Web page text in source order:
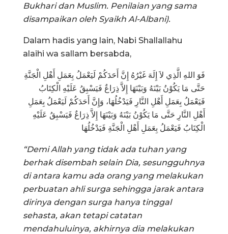
Bukhari dan Muslim. Penilaian yang sama
disampaikan oleh Syaikh Al-Albani).
Dalam hadis yang lain, Nabi Shallallahu
alaihi wa sallam bersabda,
فَوَ اللهِ الَّذِي لاَ إِلَهَ غَيْرُهُ إِنَّ أَحَدَكُمْ لَيَعْمَلُ بِعَمَلِ أَهْلِ الْجَنَّةِ
حَتَّى مَا يَكُوْنُ بَيْنَهُ وَبَيْنَهَا إِلاَّ ذِرَاعٌ فَيَسْبِقُ عَلَيْهِ الْكِتَابُ
فَيَعْمَلُ بِعَمَلِ أَهْلِ النَّارِ فَيَدْخُلُهَا، وَإِنَّ أَحَدَكُمْ لَيَعْمَلُ بِعَمَلِ
أَهْلِ النَّارِ حَتَّى مَا يَكُوْنُ بَيْنَهُ وَبَيْنَهَا إِلاَّ ذِرَاعٌ فَيَسْبِقُ عَلَيْهِ
الْكِتَابُ فَيَعْمَلُ بِعَمَلِ أَهْلِ الْجَنَّةِ فَيَدْخُلُهَا
“Demi Allah yang tidak ada tuhan yang
berhak disembah selain Dia, sesungguhnya
di antara kamu ada orang yang melakukan
perbuatan ahli surga sehingga jarak antara
dirinya dengan surga hanya tinggal
sehasta, akan tetapi catatan
mendahuluinya, akhirnya dia melakukan